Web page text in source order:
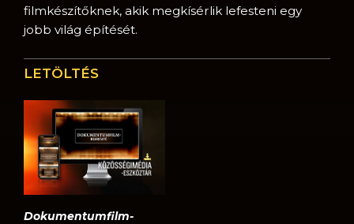
filmkészítőknek, akik megkísérlik lefesteni egy
jobb világ építését.
LETÖLTÉS
Dokumentumfilm-